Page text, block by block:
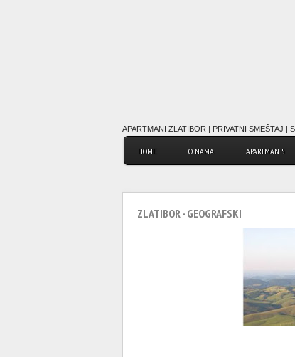
APARTMANI ZLATIBOR | PRIVATNI SMEŠTAJ |
HOME O NAMA APARTMAN 5
ZLATIBOR - GEOGRAFSKI